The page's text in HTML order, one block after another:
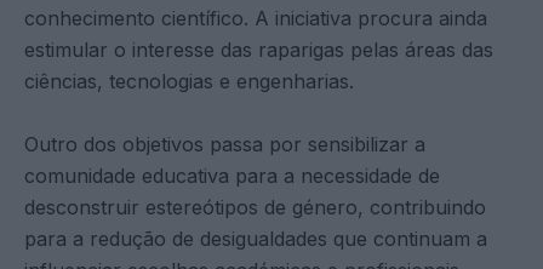
conhecimento científico. A iniciativa procura ainda
estimular o interesse das raparigas pelas áreas das
ciências, tecnologias e engenharias.
Outro dos objetivos passa por sensibilizar a
comunidade educativa para a necessidade de
desconstruir estereótipos de género, contribuindo
para a redução de desigualdades que continuam a